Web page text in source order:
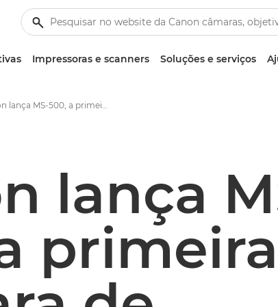
Impressoras e scanners Soluções e serviços
Canon lança MS-500, a primeira câmara de sensibilidade ultra alta do mundo equipada com um sensor SPAD para gravar vídeo a cores - Centro de imprensa da Canon
lança
primeira